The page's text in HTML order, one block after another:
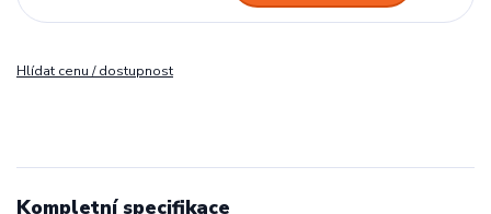
Hlídat cenu / dostupnost
Kompletní specifikace